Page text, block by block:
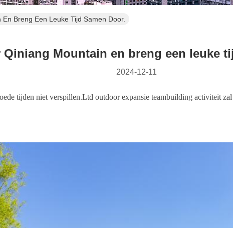
Breng Een Leuke Tijd Samen Door.
Qiniang Mountain en breng een leuke
2024-12-11
tijden niet verspillen.Ltd outdoor expansie teambuilding activiteit